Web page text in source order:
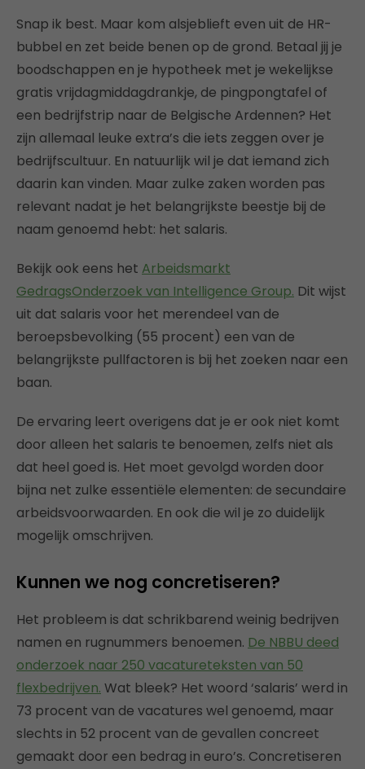
Snap ik best. Maar kom alsjeblieft even uit de HR-
bubbel en zet beide benen op de grond. Betaal jij je
boodschappen en je hypotheek met je wekelijkse
gratis vrijdagmiddagdrankje, de pingpongtafel of
een bedrijfstrip naar de Belgische Ardennen? Het
zijn allemaal leuke extra’s die iets zeggen over je
bedrijfscultuur. En natuurlijk wil je dat iemand zich
daarin kan vinden. Maar zulke zaken worden pas
relevant nadat je het belangrijkste beestje bij de
naam genoemd hebt: het salaris.
Bekijk ook eens het Arbeidsmarkt
GedragsOnderzoek van Intelligence Group. Dit wijst
uit dat salaris voor het merendeel van de
beroepsbevolking (55 procent) een van de
belangrijkste pullfactoren is bij het zoeken naar een
baan.
De ervaring leert overigens dat je er ook niet komt
door alleen het salaris te benoemen, zelfs niet als
dat heel goed is. Het moet gevolgd worden door
bijna net zulke essentiële elementen: de secundaire
arbeidsvoorwaarden. En ook die wil je zo duidelijk
mogelijk omschrijven.
Kunnen we nog concretiseren?
Het probleem is dat schrikbarend weinig bedrijven
namen en rugnummers benoemen. De NBBU deed
onderzoek naar 250 vacatureteksten van 50
flexbedrijven. Wat bleek? Het woord ‘salaris’ werd in
73 procent van de vacatures wel genoemd, maar
slechts in 52 procent van de gevallen concreet
gemaakt door een bedrag in euro’s. Concretiseren